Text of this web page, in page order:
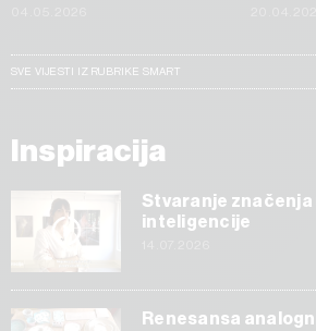
SVE VIJESTI IZ RUBRIKE SMART
Inspiracija
Stvaranje značenja
inteligencije
Renesansa